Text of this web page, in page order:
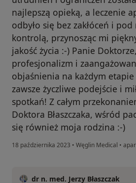
najlepszą opieką, a leczenie
odbyło się bez zakłóceń i
kontrolą, przynosząc mi
jakość życia :-) Panie
profesjonalizm i
objaśnienia na każdym
zawsze życzliwe podejście i
spotkań! Z całym
Doktora Błaszczaka, wśród
się również moja rodzina :-)
18 października 2023 • Węglin Medical •
dr n. med. Jerzy Błaszczak